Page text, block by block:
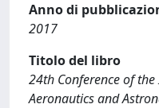
Anno di
2017
Titolo del libro
24th Conference of
Aeronautics and